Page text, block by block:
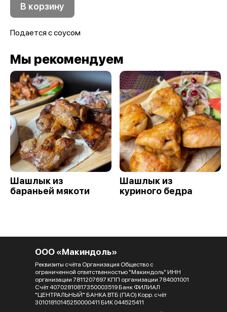
В корзину
Подается с соусом
Мы рекомендуем
Шашлык из
бараньей мякоти
Шашлык из
куриного бедра
ООО «Макиндоль»
Реквизиты счёта Организация Общество с
ограниченной ответственностью "Макиндоль" ИНН
организации 7811207697 КПП организации 784001001
Счёт 40702810817350003519 Банк ФИЛИАЛ
"ЦЕНТРАЛЬНЫЙ" БАНКА ВТБ (ПАО) Корр. счёт
30101810145250000411 БИК 044525411